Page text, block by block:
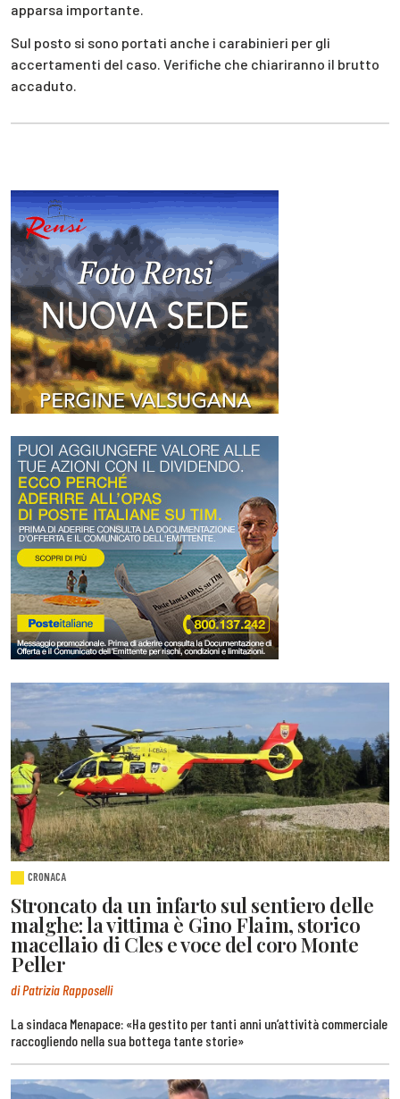
apparsa importante.
Sul posto si sono portati anche i carabinieri per gli
accertamenti del caso. Verifiche che chiariranno il brutto
accaduto.
CRONACA
Stroncato da un infarto sul sentiero delle
malghe: la vittima è Gino Flaim, storico
macellaio di Cles e voce del coro Monte
Peller
di Patrizia Rapposelli
La sindaca Menapace: «Ha gestito per tanti anni un’attività commerciale
raccogliendo nella sua bottega tante storie»